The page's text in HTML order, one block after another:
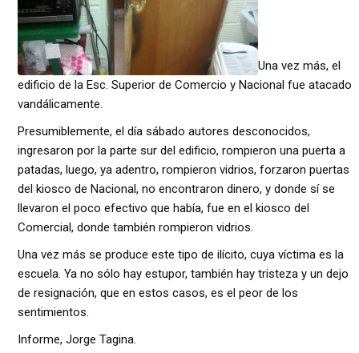
Una vez más, el
edificio de la Esc. Superior de Comercio y Nacional fue atacado
vandálicamente.
Presumiblemente, el día sábado autores desconocidos,
ingresaron por la parte sur del edificio, rompieron una puerta a
patadas, luego, ya adentro, rompieron vidrios, forzaron puertas
del kiosco de Nacional, no encontraron dinero, y donde sí se
llevaron el poco efectivo que había, fue en el kiosco del
Comercial, donde también rompieron vidrios.
Una vez más se produce este tipo de ilícito, cuya víctima es la
escuela. Ya no sólo hay estupor, también hay tristeza y un dejo
de resignación, que en estos casos, es el peor de los
sentimientos.
Informe, Jorge Tagina.